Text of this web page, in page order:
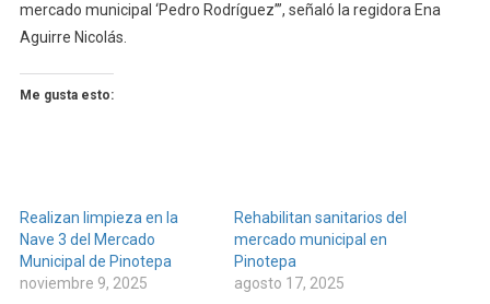
mercado municipal ‘Pedro Rodríguez’”, señaló la regidora Ena
Aguirre Nicolás.
Me gusta esto:
Realizan limpieza en la
Nave 3 del Mercado
Municipal de Pinotepa
noviembre 9, 2025
Rehabilitan sanitarios del
mercado municipal en
Pinotepa
agosto 17, 2025